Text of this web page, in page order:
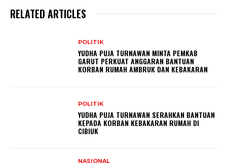
RELATED ARTICLES
POLITIK
YUDHA PUJA TURNAWAN MINTA PEMKAB
GARUT PERKUAT ANGGARAN BANTUAN
KORBAN RUMAH AMBRUK DAN KEBAKARAN
POLITIK
YUDHA PUJA TURNAWAN SERAHKAN BANTUAN
KEPADA KORBAN KEBAKARAN RUMAH DI
CIBIUK
NASIONAL